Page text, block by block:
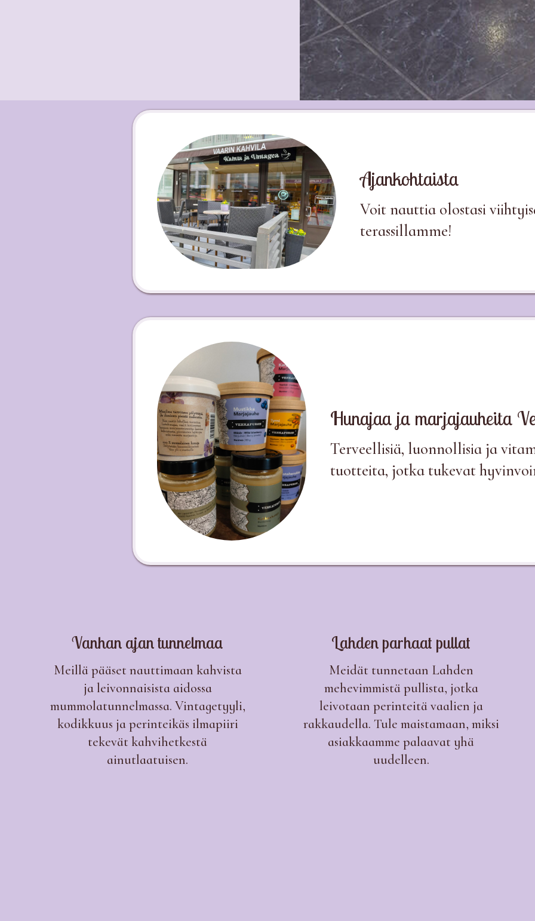
Ajankohtaista
Voit nauttia olostasi
terassillamme!
Hunajaa ja marjajauheita
Terveellisiä, luonnollisia ja
tuotteita, jotka tukevat
Vanhan ajan tunnelmaa
Meillä pääset nauttimaan kahvista
ja leivonnaisista aidossa
mummolatunnelmassa. Vintagetyyli,
kodikkuus ja perinteikäs ilmapiiri
tekevät kahvihetkestä
ainutlaatuisen.
Lahden parhaat pullat
Meidät tunnetaan Lahden
mehevimmistä pullista, jotka
leivotaan perinteitä vaalien ja
rakkaudella. Tule maistamaan, miksi
asiakkaamme palaavat yhä
uudelleen.